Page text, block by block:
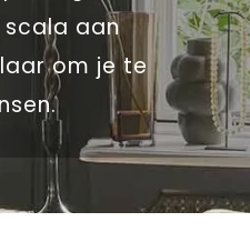
scala aan
om je te